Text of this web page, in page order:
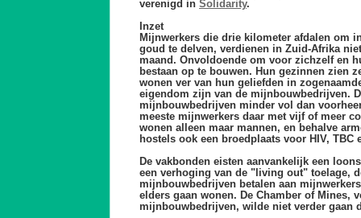
verenigd in Solidarity.
Inzet
Mijnwerkers die drie kilometer afdalen om
goud te delven, verdienen in Zuid-Afrika
maand. Onvoldoende om voor zichzelf en
bestaan op te bouwen. Hun gezinnen zien
wonen ver van hun geliefden in
eigendom zijn van de mijnbouwbedrijven.
mijnbouwbedrijven minder vol dan
meeste mijnwerkers daar met vijf of meer
wonen alleen maar mannen, en behalve
hostels ook een broedplaats voor HIV, TBC
De vakbonden eisten aanvankelijk een
een verhoging van de "living out" toelage,
mijnbouwbedrijven betalen aan
elders gaan wonen. De Chamber of Mines,
mijnbouwbedrijven, wilde niet verder gaan